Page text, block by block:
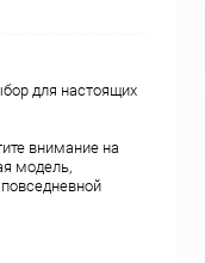
для настоящих
внимание на
модель,